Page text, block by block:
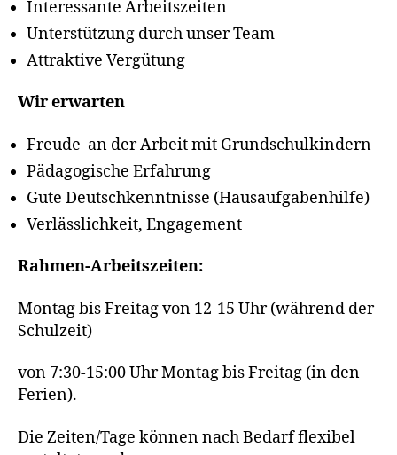
Interessante Arbeitszeiten
Unterstützung durch unser Team
Attraktive Vergütung
Wir erwarten
Freude an der Arbeit mit Grundschulkindern
Pädagogische Erfahrung
Gute Deutschkenntnisse (Hausaufgabenhilfe)
Verlässlichkeit, Engagement
Rahmen-Arbeitszeiten:
Montag bis Freitag von 12-15 Uhr (während der
Schulzeit)
von 7:30-15:00 Uhr Montag bis Freitag (in den
Ferien).
Die Zeiten/Tage können nach Bedarf flexibel